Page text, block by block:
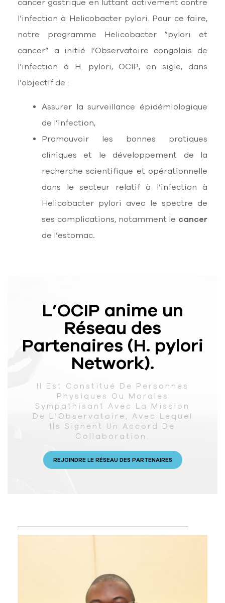
cancer gastrique en luttant activement contre
l’infection à Helicobacter pylori. Pour ce faire,
notre programme Helicobacter
“pylori et
cancer”
a initié l’Observatoire congolais de
l’infection à H. pylori, OCIP,
en sigle, dans
l’objectif de :
Assurer la surveillance épidémiologique
de l’infection,
Promouvoir les bonnes pratiques
cliniques et le développement de la
recherche scientifique et opérationnelle
dans le secteur relatif à l’infection à
Helicobacter pylori avec le spectre de
ses complications, notamment le cancer
de l’estomac.
L’OCIP anime un
Réseau des
Partenaires (H. pylori
Network).
Il Est Constitué De Personnes
Physiques Ou Morales
Sympathisant Avec La Mission
De L’Observatoire, Avec Lequel
Ils Signent Un Accord De
Collaboration.
REJOINDRE LE RÉSEAU DES PARTENAIRES